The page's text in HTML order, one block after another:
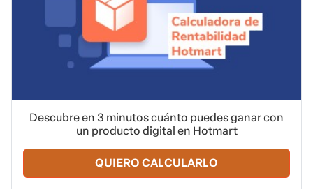
Descubre en 3 minutos cuánto puedes ganar con
un producto digital en Hotmart
QUIERO CALCULARLO